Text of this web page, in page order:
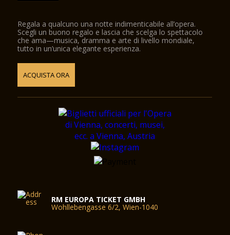
Regala a qualcuno una notte indimenticabile all’opera.
Scegli un buono regalo e lascia che scelga lo spettacolo
che ama—musica, dramma e arte di livello mondiale,
tutto in un’unica elegante esperienza.
ACQUISTA ORA
RM EUROPA TICKET GMBH
Wohllebengasse 6/2, Wien-1040